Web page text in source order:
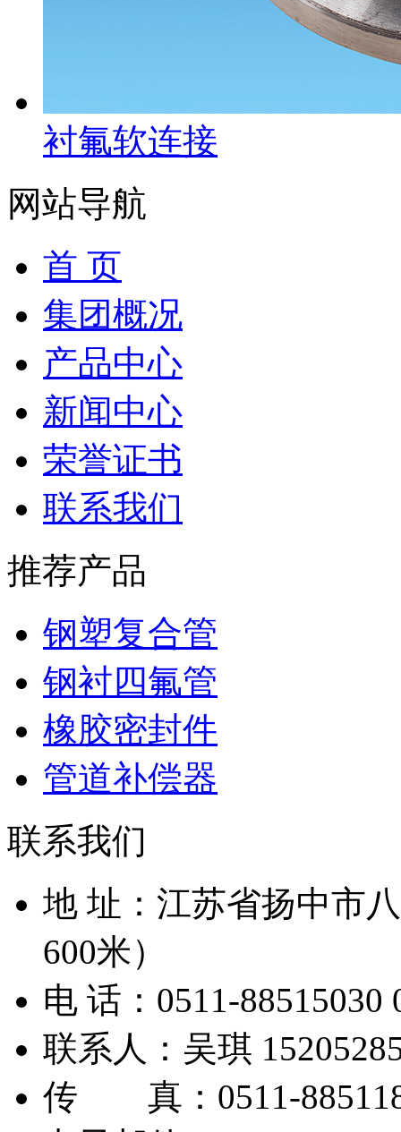
衬氟软连接
网站导航
首 页
集团概况
产品中心
新闻中心
荣誉证书
联系我们
推荐产品
钢塑复合管
钢衬四氟管
橡胶密封件
管道补偿器
联系我们
地 址：江苏省扬中市
600米）
电 话：0511-88515030
联系人：吴琪
传 真：0511-